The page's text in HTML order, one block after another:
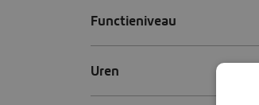
Functieniveau
Uren